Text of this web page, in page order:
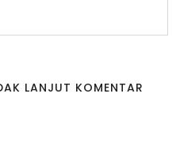
LANJUT KOMENTAR